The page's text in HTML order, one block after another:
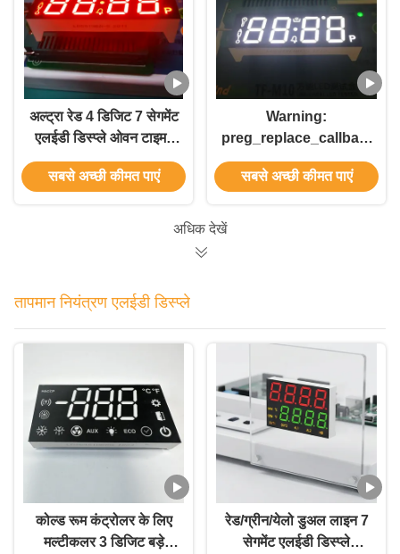
अल्ट्रा रेड 4 डिजिट 7 सेगमेंट
एलईडी डिस्प्ले ओवन टाइमर
कंट्रोलर के लिए कॉमन एनोड
सबसे अच्छी कीमत पाएं
Warning:
preg_replace_callback():
Requires argument 2,
'cleanGoogleLink', to
/data/www/libs/myt/tran/
सबसे अच्छी कीमत पाएं
अधिक देखें
तापमान नियंत्रण एलईडी डिस्प्ले
कोल्ड रूम कंट्रोलर के लिए
मल्टीकलर 3 डिजिट बड़े
रेड/ग्रीन/येलो डुअल लाइन 7
सेगमेंट एलईडी डिस्प्ले